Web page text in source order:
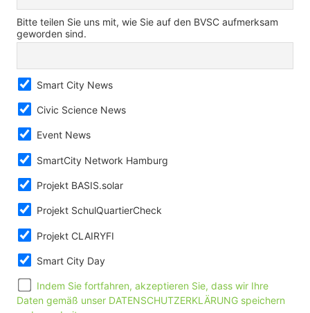
Bitte teilen Sie uns mit, wie Sie auf den BVSC aufmerksam
geworden sind.
Smart City News
Civic Science News
Event News
SmartCity Network Hamburg
Projekt BASIS.solar
Projekt SchulQuartierCheck
Projekt CLAIRYFI
Smart City Day
Indem Sie fortfahren, akzeptieren Sie, dass wir Ihre
Daten gemäß unser DATENSCHUTZERKLÄRUNG speichern